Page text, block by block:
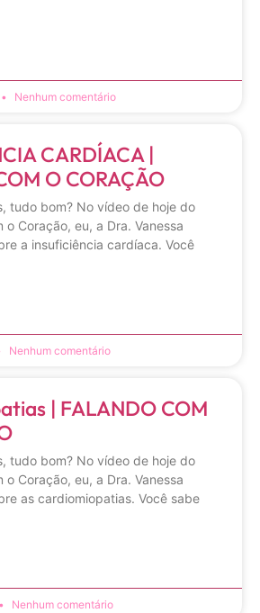
Nenhum comentário
CARDÍACA |
O CORAÇÃO
tudo bom? No vídeo de hoje do
o Coração, eu, a Dra. Vanessa
a insuficiência cardíaca. Você
Nenhum comentário
| FALANDO COM
tudo bom? No vídeo de hoje do
o Coração, eu, a Dra. Vanessa
as cardiomiopatias. Você sabe
Nenhum comentário